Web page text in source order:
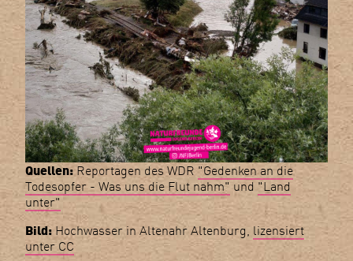
Quellen:Reportagen des WDR "Gedenken an die
Todesopfer - Was uns die Flut nahm" und "Land
unter"
Bild: Hochwasser in Altenahr Altenburg, lizensiert
unter CC